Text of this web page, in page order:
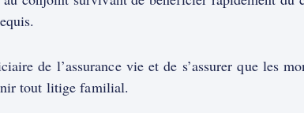
de l’assurance vie et de s’assurer que les
tout litige familial.